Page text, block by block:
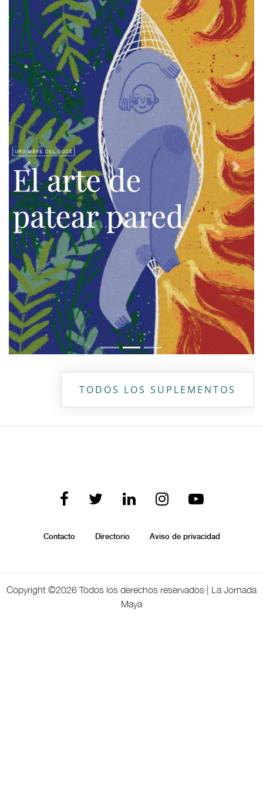
Previous Next
TODOS LOS SUPLEMENTOS
Contacto Directorio Aviso de privacidad
Copyright ©2026 Todos los derechos reservados | La Jornada
Maya